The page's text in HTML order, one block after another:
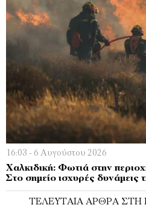
16:03 - 6 Αυγούστου 2026
Χαλκιδική: Φωτιά στην
Στο σημείο ισχυρές δυνάμεις
ΤΕΛΕΥΤΑΊΑ ΆΡΘΡΑ ΣΤΗ